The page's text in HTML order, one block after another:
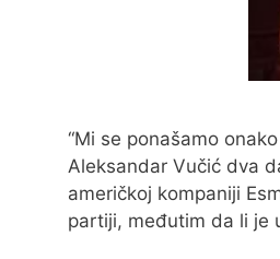
“Mi se ponašamo
Aleksandar Vučić dva
američkoj kompaniji
partiji, međutim da li je